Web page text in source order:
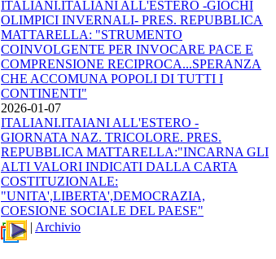
ITALIANI.ITALIANI ALL'ESTERO -GIOCHI
OLIMPICI INVERNALI- PRES. REPUBBLICA
MATTARELLA: "STRUMENTO
COINVOLGENTE PER INVOCARE PACE E
COMPRENSIONE RECIPROCA...SPERANZA
CHE ACCOMUNA POPOLI DI TUTTI I
CONTINENTI"
2026-01-07
ITALIANI.ITAIANI ALL'ESTERO -
GIORNATA NAZ. TRICOLORE. PRES.
REPUBBLICA MATTARELLA:"INCARNA GLI
ALTI VALORI INDICATI DALLA CARTA
COSTITUZIONALE:
"UNITA',LIBERTA',DEMOCRAZIA,
COESIONE SOCIALE DEL PAESE"
| Archivio